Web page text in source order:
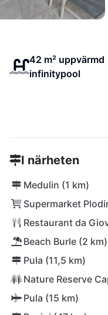
42 m² uppvärmd
infinitypool
I närheten
Medulin (1 km)
Supermarket
Restaurant da
Beach Burle (2 km)
Pula (11,5 km)
Nature Reserve
Pula (15 km)